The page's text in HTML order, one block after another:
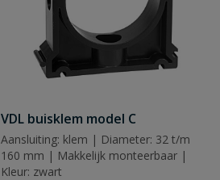
VDL buisklem model C
Aansluiting: klem | Diameter: 32 t/m
160 mm | Makkelijk monteerbaar |
Kleur: zwart